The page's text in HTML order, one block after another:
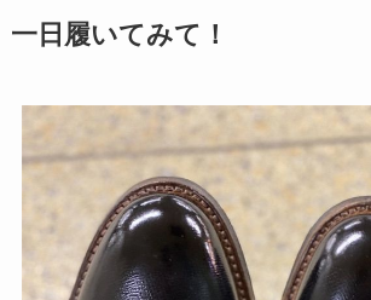
一日履いてみて！